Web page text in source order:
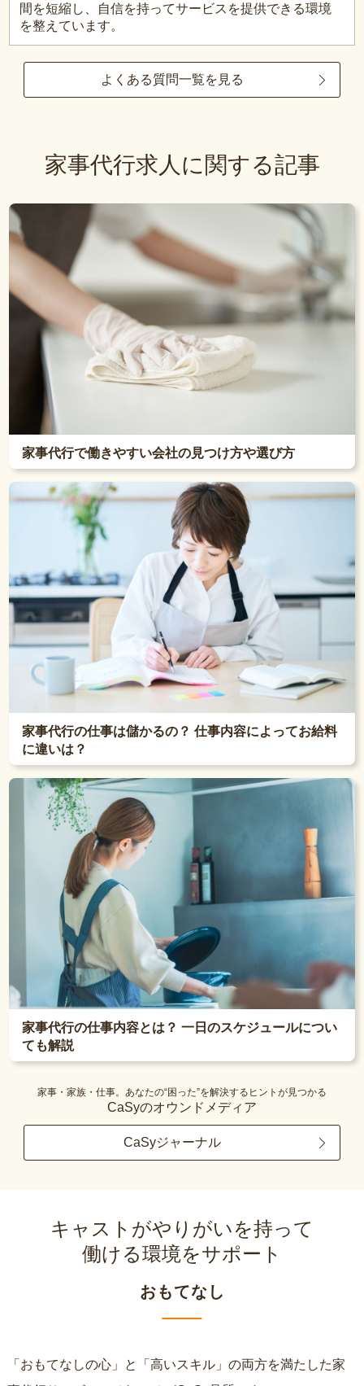
間を短縮し、自信を持ってサービスを提供できる環境
を整えています。
よくある質問一覧を見る
家事代行求人に関する記事
家事代行で働きやすい会社の見つけ方や選び方
家事代行の仕事は儲かるの？ 仕事内容によってお給料
に違いは？
家事代行の仕事内容とは？ 一日のスケジュールについ
ても解説
家事・家族・仕事。あなたの“困った”を解決するヒントが見つかる
CaSyのオウンドメディア
CaSyジャーナル
キャストがやりがいを持って
働ける環境をサポート
おもてなし
「おもてなしの心」と「高いスキル」の両方を満たした家